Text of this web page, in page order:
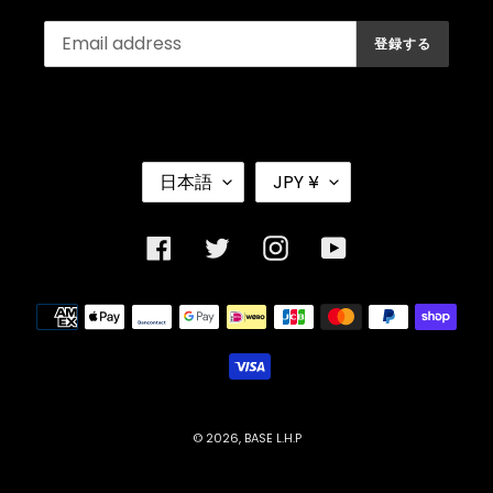
登録する
言
語日本語
通
貨JPY ¥
Facebook Twitter InstagramYouTube
決
済
方
法
© 2026, BASE L.H.P